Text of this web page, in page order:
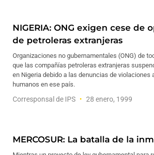
NIGERIA: ONG exigen cese de
de petroleras extranjeras
Organizaciones no gubernamentales (ONG) de
que las compañías petroleras extranjeras
en Nigeria debido a las denuncias de violaciones
humanos en ese país.
Corresponsal de IPS 28 enero, 1999
MERCOSUR: La batalla de la